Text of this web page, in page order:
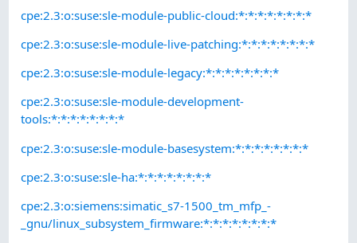
cpe:2.3:o:suse:sle-module-public-cloud:*:*:*:*:*:*:*:*
cpe:2.3:o:suse:sle-module-live-patching:*:*:*:*:*:*:*:*
cpe:2.3:o:suse:sle-module-legacy:*:*:*:*:*:*:*:*
cpe:2.3:o:suse:sle-module-development-
tools:*:*:*:*:*:*:*:*
cpe:2.3:o:suse:sle-module-basesystem:*:*:*:*:*:*:*:*
cpe:2.3:o:suse:sle-ha:*:*:*:*:*:*:*:*
cpe:2.3:o:siemens:simatic_s7-1500_tm_mfp_-
_gnu/linux_subsystem_firmware:*:*:*:*:*:*:*:*